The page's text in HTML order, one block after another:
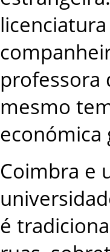
licenciatura
professora
mesmo
económica
Coimbra e
é